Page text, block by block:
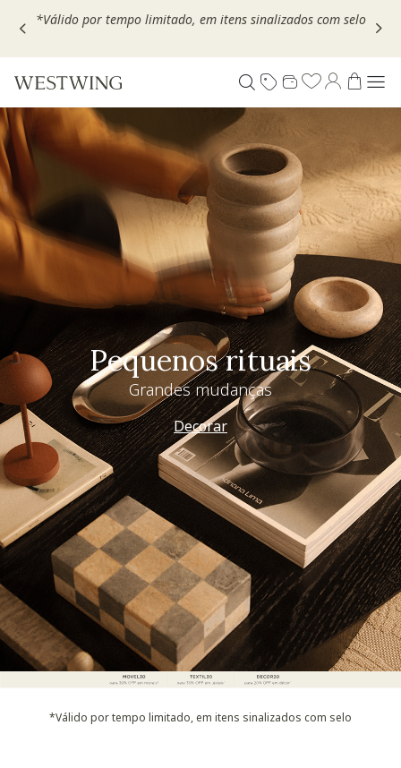
Escolha seu VOUCHER e ganhe até 30% OFF*: useMOVEL30,
Especial Dia dos Pais
Westwing + @_nathaliacandelaria
Vem ver
*Válido por tempo limitado, em itens sinalizados com selo